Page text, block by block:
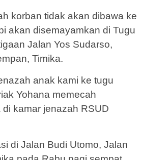
korban tidak akan dibawa ke
akan disemayamkan di Tugu
Jalan Yos Sudarso,
Timika.
anak kami ke tugu
Yohana memecah
kamar jenazah RSUD
di Jalan Budi Utomo, Jalan